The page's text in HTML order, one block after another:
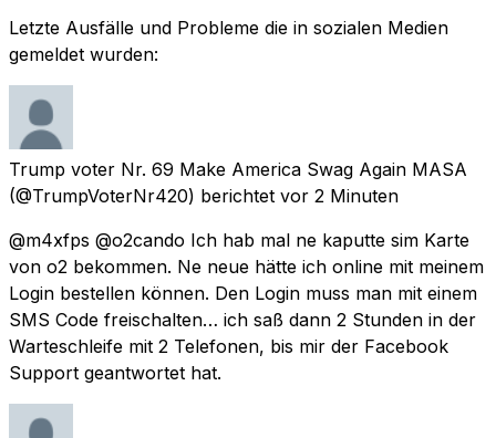
Letzte Ausfälle und Probleme die in sozialen Medien
gemeldet wurden:
Trump voter Nr. 69 Make America Swag Again MASA
(@TrumpVoterNr420) berichtet vor 2 Minuten
@m4xfps @o2cando Ich hab mal ne kaputte sim Karte
von o2 bekommen. Ne neue hätte ich online mit meinem
Login bestellen können. Den Login muss man mit einem
SMS Code freischalten… ich saß dann 2 Stunden in der
Warteschleife mit 2 Telefonen, bis mir der Facebook
Support geantwortet hat.